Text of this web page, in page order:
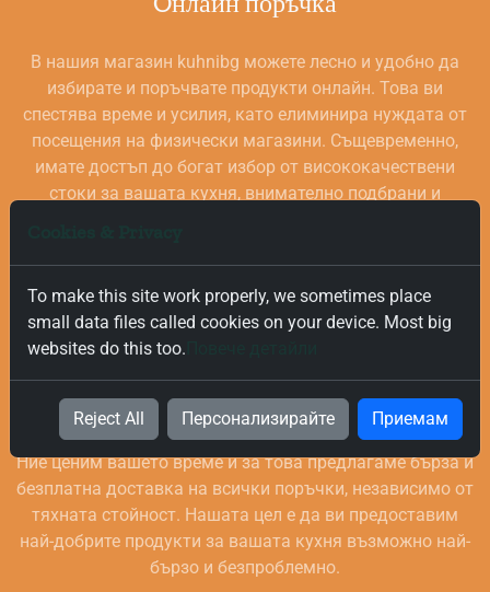
В нашия магазин kuhnibg можете лесно и удобно да
избирате и поръчвате продукти онлайн. Това ви
спестява време и усилия, като елиминира нуждата от
посещения на физически магазини. Същевременно,
имате достъп до богат избор от висококачествени
стоки за вашата кухня, внимателно подбрани и
Безплатна и Бърза Доставка
Ние ценим вашето време и за това предлагаме бърза и
безплатна доставка на всички поръчки, независимо от
тяхната стойност. Нашата цел е да ви предоставим
най-добрите продукти за вашата кухня възможно най-
бързо и безпроблемно.
To make this site work properly, we sometimes place
small data files called cookies on your device. Most big
websites do this too.
Reject All Персонализирайте Приемам